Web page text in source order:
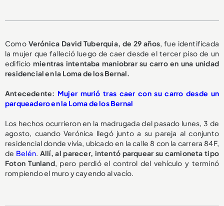
Como Verónica David Tuberquia, de 29 años, fue identificada
la mujer que falleció luego de caer desde el tercer piso de un
edificio mientras intentaba maniobrar su carro en una unidad
residencial en la Loma de los Bernal.
Antecedente: Mujer murió tras caer con su carro desde un
parqueadero en la Loma de los Bernal
Los hechos ocurrieron en la madrugada del pasado lunes, 3 de
agosto, cuando Verónica llegó junto a su pareja al conjunto
residencial donde vivía, ubicado en la calle 8 con la carrera 84F,
de Belén. Allí, al parecer, intentó parquear su camioneta tipo
Foton Tunland, pero perdió el control del vehículo y terminó
rompiendo el muro y cayendo al vacío.